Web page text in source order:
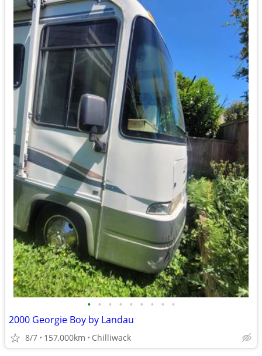
• • • • • • • • •
2000 Georgie Boy by Landau
8/7 157,000km Chilliwack